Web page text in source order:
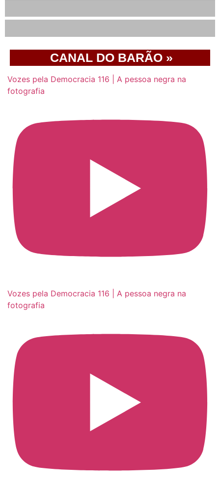
CANAL DO BARÃO »
Vozes pela Democracia 116 | A pessoa negra na
fotografia
Vozes pela Democracia 116 | A pessoa negra na
fotografia